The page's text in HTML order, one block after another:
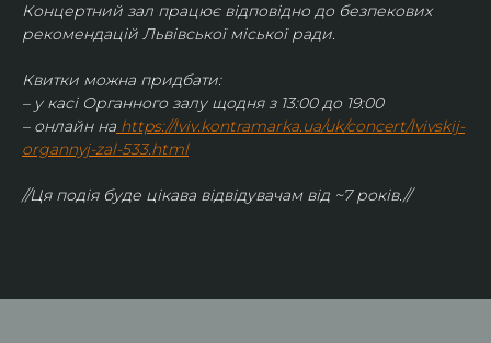
Концертний зал працює відповідно до безпекових
рекомендацій Львівської міської ради.
Квитки можна придбати:
– у касі Органного залу щодня з 13:00 до 19:00
– онлайн на https://lviv.kontramarka.ua/uk/concert/lvivskij-
organnyj-zal-533.html
//Ця подія буде цікава відвідувачам від ~7 років.//